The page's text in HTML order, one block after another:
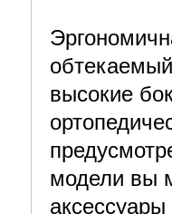
высокие
модели вы